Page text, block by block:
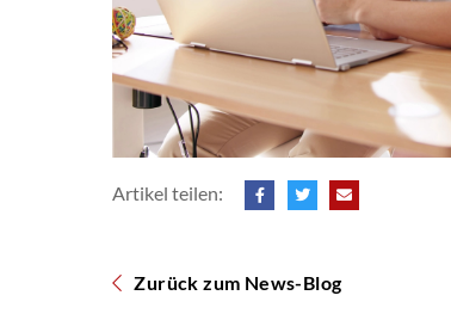
Artikel teilen:
Zurück zum News-Blog